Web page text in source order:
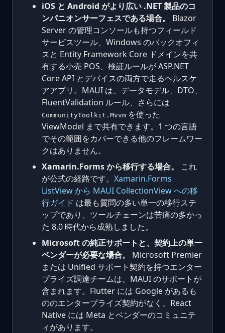
iOS と Android がより広い .NET 製品のコ
ンパニオンサーフェスである場合。
Blazor
Server の管理コンソールも持つフィールド
サービスツール、Windows のバックオフィ
スと Entity Framework Core ドメインを共
有する小売 POS、検証ルールが ASP.NET
Core API とデバイスの両方で走るヘルスケ
アアプリ。MAUI は、データモデル、DTO、
FluentValidation ルール、さらには
CommunityToolkit.Mvvm を使った
ViewModel まで共有できます。1 つの言語
でその範囲をカバーできる他のフレームワー
クはありません。
Xamarin.Forms から移行する場合。
これ
が公式の経路です。 Xamarin.Forms
ListView から MAUI CollectionView への移
行ガイド は最も質問の多い単一の移行ステ
ップであり、ツールチェーンは苦痛の多かっ
た 8.0 時代から成熟しました。
Microsoft の純正サポートと、契約上の単一
ベンダーが必要な場合。
Microsoft Premier
または Unified サポート契約を持つエンター
プライズ調達チームは、MAUI のサポートが
含まれます。Flutter には Google があるも
ののエンタープライズ契約がなく、React
Native には Meta とベンダーのコミュニテ
ィがあります。